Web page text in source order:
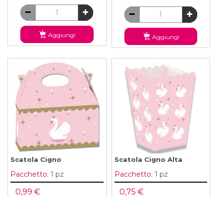
Aggiungi Aggiungi
Scatola Cigno
Pacchetto: 1 pz
0,99 €
Scatola Cigno Alta
Pacchetto: 1 pz
0,75 €